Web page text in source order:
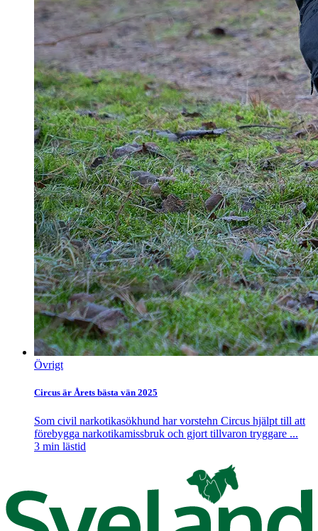
Övrigt
Circus är Årets bästa vän 2025
Som civil narkotikasökhund har vorstehn Circus hjälpt till att
förebygga narkotikamissbruk och gjort tillvaron tryggare ...
3 min lästid